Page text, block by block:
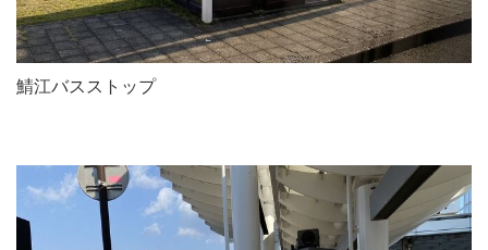
鯖江バスストップ